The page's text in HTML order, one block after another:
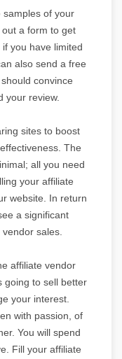
samples of your
a form to get
you have limited
also send a free
convince
your review.
sites to boost
The
all you need
your affiliate
website. In return
a significant
sales.
affiliate vendor
going to sell better
your interest.
with passion, of
You will spend
Fill your affiliate